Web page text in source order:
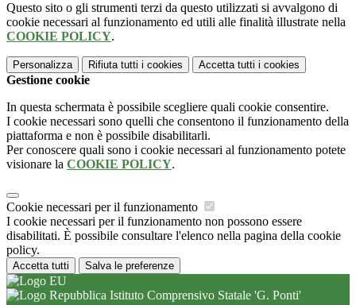
Questo sito o gli strumenti terzi da questo utilizzati si avvalgono di
cookie necessari al funzionamento ed utili alle finalità illustrate nella
COOKIE POLICY.
Personalizza Rifiuta tutti i cookies Accetta tutti i cookies
Gestione cookie
In questa schermata è possibile scegliere quali cookie consentire.
I cookie necessari sono quelli che consentono il funzionamento della
piattaforma e non è possibile disabilitarli.
Per conoscere quali sono i cookie necessari al funzionamento potete
visionare la COOKIE POLICY.
Cookie necessari per il funzionamento
I cookie necessari per il funzionamento non possono essere
disabilitati. È possibile consultare l'elenco nella pagina della cookie
policy.
Accetta tutti Salva le preferenze
Istituto Comprensivo Statale 'G. Ponti'